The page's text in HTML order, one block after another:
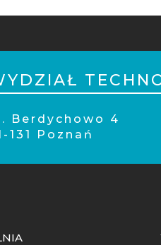
Berdychowo 4
131 Poznań